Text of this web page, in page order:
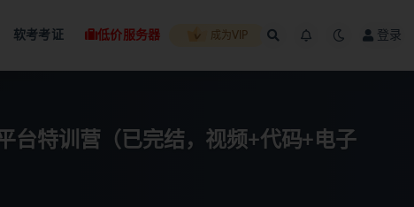
软考考证 低价服务器 成为VIP 登录
台特训营（已完结，视频+代码+电子